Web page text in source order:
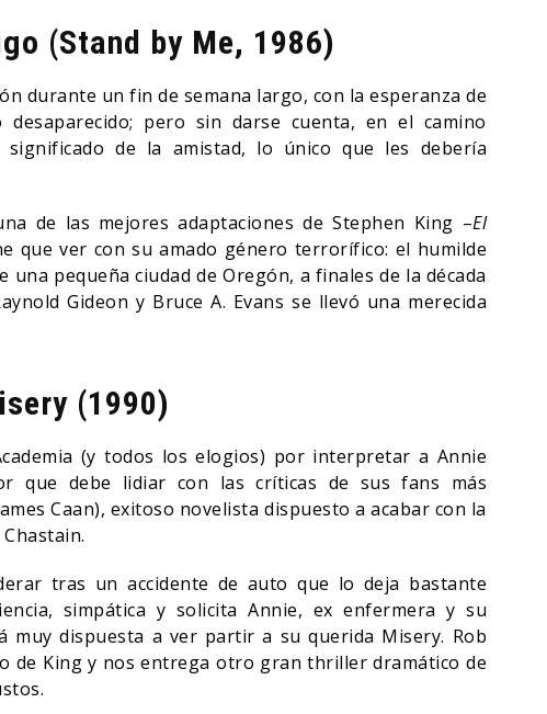
(Stand by Me, 1986)
durante un fin de semana largo, con la esperanza de
pero sin darse cuenta, en el camino
de la amistad, lo único que les debería
de las mejores adaptaciones de Stephen King –El
que ver con su amado género terrorífico: el humilde
pequeña ciudad de Oregón, a finales de la década
Gideon y Bruce A. Evans se llevó una merecida
(1990)
(y todos los elogios) por interpretar a Annie
que debe lidiar con las críticas de sus fans más
Caan), exitoso novelista dispuesto a acabar con la
tras un accidente de auto que lo deja bastante
simpática y solicita Annie, ex enfermera y su
muy dispuesta a ver partir a su querida Misery. Rob
de King y nos entrega otro gran thriller dramático de